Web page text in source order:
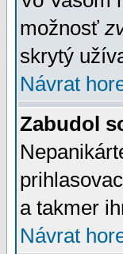
možnosť
skrytý
Návrat
Zabudol
a takmer
Návrat